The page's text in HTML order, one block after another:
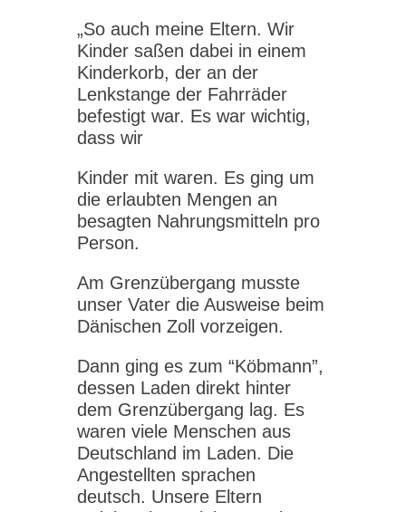
„So auch meine Eltern. Wir
Kinder saßen dabei in einem
Kinderkorb, der an der
Lenkstange der Fahrräder
befestigt war. Es war wichtig,
dass wir
Kinder mit waren. Es ging um
die erlaubten Mengen an
besagten Nahrungsmitteln pro
Person.
Am Grenzübergang musste
unser Vater die Ausweise beim
Dänischen Zoll vorzeigen.
Dann ging es zum “Köbmann”,
dessen Laden direkt hinter
dem Grenzübergang lag. Es
waren viele Menschen aus
Deutschland im Laden. Die
Angestellten sprachen
deutsch. Unsere Eltern